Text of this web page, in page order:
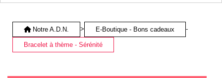
Notre A.D.N. > E-Boutique - Bons cadeaux -
Bracelet à thème - Sérénité